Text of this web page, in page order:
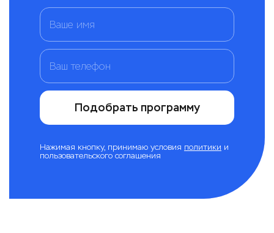
Подобрать программу
Нажимая кнопку, принимаю условия политики и
пользовательского соглашения